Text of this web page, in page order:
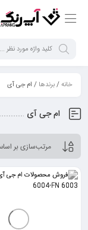
خانه/برندها / ام جی آی
ام جی آی